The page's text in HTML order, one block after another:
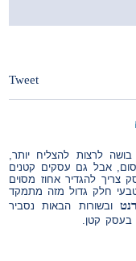
Tweet
לרצות להצליח יותר,
אבל גם עסקים קטנים
צריך להגדיר אחוז מסוים
חלק גדול מזה מתמקד
ובשורות הבאות נסביר
בעסק קטן.